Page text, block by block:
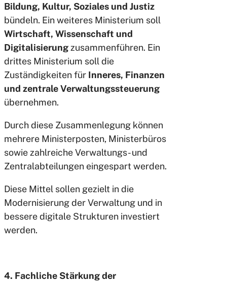
Bildung, Kultur, Soziales und Justiz
bündeln. Ein weiteres Ministerium soll
Wirtschaft, Wissenschaft und
Digitalisierung zusammenführen. Ein
drittes Ministerium soll die
Zuständigkeiten für Inneres, Finanzen
und zentrale Verwaltungssteuerung
übernehmen.
Durch diese Zusammenlegung können
mehrere Ministerposten, Ministerbüros
sowie zahlreiche Verwaltungs- und
Zentralabteilungen eingespart werden.
Diese Mittel sollen gezielt in die
Modernisierung der Verwaltung und in
bessere digitale Strukturen investiert
werden.
4. Fachliche Stärkung der